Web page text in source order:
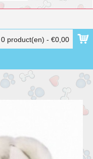
0 product(en) - €0,00
jasje grijs-wit gestreept jasje-